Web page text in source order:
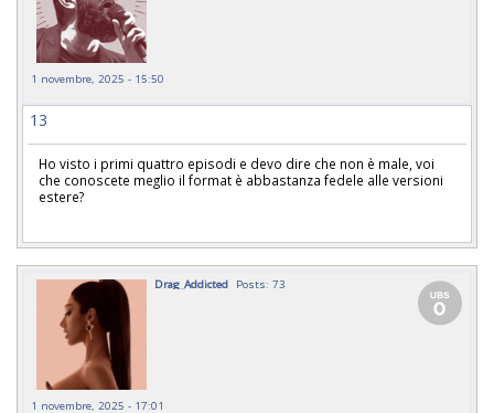
1 novembre, 2025 - 15:50
13
Ho visto i primi quattro episodi e devo dire che non è male, voi
che conoscete meglio il format è abbastanza fedele alle versioni
estere?
Drag_Addicted Posts: 73
1 novembre, 2025 - 17:01